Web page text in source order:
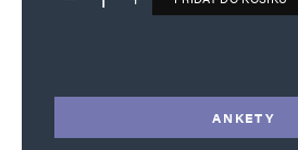
Deník TO – verze bez reklam množství
ANKETY